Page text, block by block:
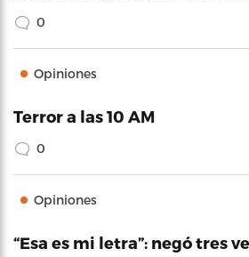
0
Opiniones
Terror a las 10 AM
0
Opiniones
“Esa es mi letra”: negó tres